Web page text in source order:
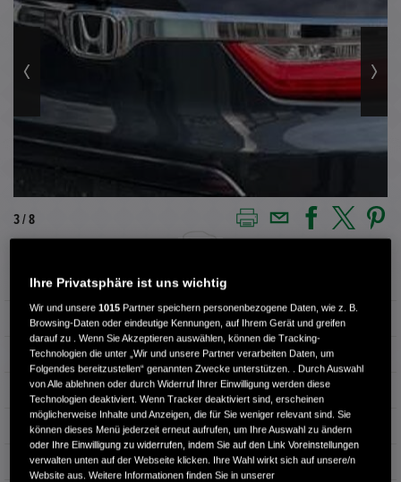
3 / 8
Außenfarbe COSMIC BLUE
Kilometerstand 99.700 km
Kraftstoffart Benzin
Getriebe Automatik
Türen 4
Leistung 107 kW / 145 PS
Ihre Privatsphäre ist uns wichtig
Wir und unsere1015 Partner speichern personenbezogene Daten, wie z. B.
Browsing-Daten oder eindeutige Kennungen, auf Ihrem Gerät und greifen
darauf zu . Wenn Sie Akzeptieren auswählen, können die Tracking-
Technologien die unter „Wir und unsere Partner verarbeiten Daten, um
Folgendes bereitzustellen“ genannten Zwecke unterstützen. . Durch Auswahl
von Alle ablehnen oder durch Widerruf Ihrer Einwilligung werden diese
Technologien deaktiviert. Wenn Tracker deaktiviert sind, erscheinen
möglicherweise Inhalte und Anzeigen, die für Sie weniger relevant sind. Sie
können dieses Menü jederzeit erneut aufrufen, um Ihre Auswahl zu ändern
oder Ihre Einwilligung zu widerrufen, indem Sie auf den Link Voreinstellungen
verwalten unten auf der Webseite klicken. Ihre Wahl wirkt sich auf unsere/n
Website aus. Weitere Informationen finden Sie in unserer